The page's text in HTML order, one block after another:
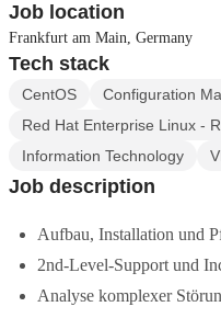
Job location
Frankfurt am Main, Germany
Tech stack
CentOS Configuration
Red Hat Enterprise Linux -
Information Technology
Job description
Aufbau, Installation und
2nd-Level-Support und
Analyse komplexer